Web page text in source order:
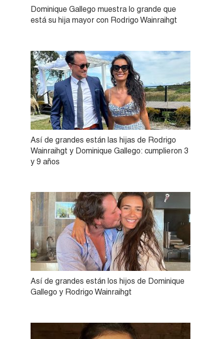
Dominique Gallego muestra lo grande que
está su hija mayor con Rodrigo Wainraihgt
Así de grandes están las hijas de Rodrigo
Wainraihgt y Dominique Gallego: cumplieron 3
y 9 años
Así de grandes están los hijos de Dominique
Gallego y Rodrigo Wainraihgt